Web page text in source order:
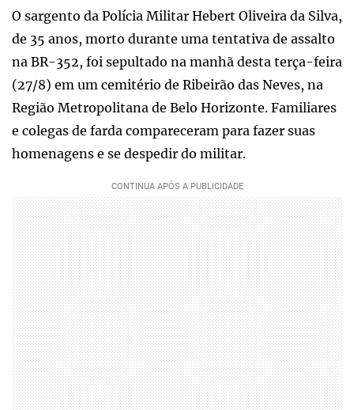
O sargento da Polícia Militar Hebert Oliveira da Silva,
de 35 anos, morto durante uma tentativa de assalto
na BR-352, foi sepultado na manhã desta terça-feira
(27/8) em um cemitério de Ribeirão das Neves, na
Região Metropolitana de Belo Horizonte. Familiares
e colegas de farda compareceram para fazer suas
homenagens e se despedir do militar.